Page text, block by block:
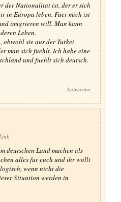
der Nationalitat ist, der er sich
in Europa leben. Fuer mich ist
imigrieren will. Man kann
Leben.
sie aus der Turkei
man sich fuehlt. Ich habe eine
und fuehlt sich deutsch.
Antworten
deutschen Land machen als
alles fur euch und ihr wollt
wenn nicht die
Situation werden in